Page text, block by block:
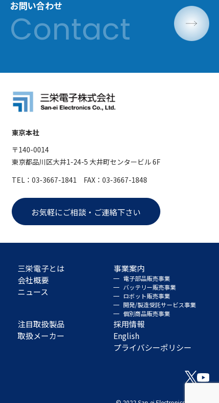
お問い合わせ
東京本社
〒140-0014
東京都品川区大井1-24-5 大井町センタービル 6F
TEL：03-3667-1841 FAX：03-3667-1848
お気軽にご相談・ご連絡下さい
三栄電子とは
会社概要
ニュース
事業案内
電子部品販売事業
バッテリー販売事業
ロボット販売事業
開発/製造受託サービス事業
個別商品販売事業
注目取扱製品
取扱メーカー
採用情報
English
プライバシーポリシー